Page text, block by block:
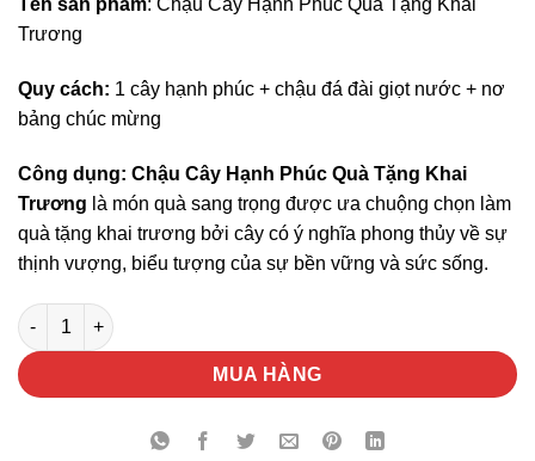
Tên sản phẩm: Chậu Cây Hạnh Phúc Quà Tặng Khai
Trương
Quy cách: 1 cây hạnh phúc + chậu đá đài giọt nước + nơ
bảng chúc mừng
Công dụng: Chậu Cây Hạnh Phúc Quà Tặng Khai
Trương là món quà sang trọng được ưa chuộng chọn làm
quà tặng khai trương bởi cây có ý nghĩa phong thủy về sự
thịnh vượng, biểu tượng của sự bền vững và sức sống.
Chậu Cây Hạnh Phúc Quà Tặng Khai Trương số lượng
MUA HÀNG